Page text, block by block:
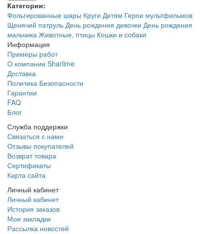
Категории:
Фольгированные шары Круги Детям Герои мультфильмов
Щенячий патруль День рождения девочки День рождения
мальчика Животные, птицы Кошки и собаки
Информация
Примеры работ
О компании Sharlime
Доставка
Политика Безопасности
Гарантии
FAQ
Блог
Служба поддержки
Связаться с нами
Отзывы покупателей
Возврат товара
Сертификаты
Карта сайта
Личный кабинет
Личный кабинет
История заказов
Мои закладки
Рассылка новостей